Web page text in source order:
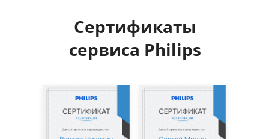
Сертификаты
сервиса Philips